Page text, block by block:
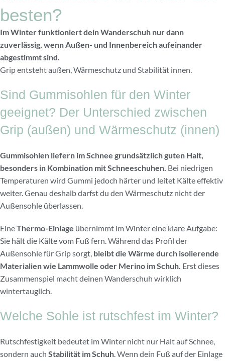
besten?
Im Winter funktioniert dein Wanderschuh nur dann
zuverlässig, wenn Außen- und Innenbereich aufeinander
abgestimmt sind.
Grip entsteht außen, Wärmeschutz und Stabilität innen.
Sind Gummisohlen für den Winter
geeignet? Der Unterschied zwischen
Grip (außen) und Wärmeschutz (innen)
Gummisohlen liefern im Schnee grundsätzlich guten Halt,
besonders in Kombination mit Schneeschuhen. Bei niedrigen
Temperaturen wird Gummi jedoch härter und leitet Kälte effektiv
weiter. Genau deshalb darfst du den Wärmeschutz nicht der
Außensohle überlassen.
EineThermo-Einlage übernimmt im Winter eine klare Aufgabe:
Sie hält die Kälte vom Fuß fern. Während das Profil der
Außensohle für Grip sorgt, bleibt die Wärme durch isolierende
Materialien wie Lammwolle oder Merino im Schuh. Erst dieses
Zusammenspiel macht deinen Wanderschuh wirklich
wintertauglich.
Welche Sohle ist rutschfest im Winter?
Rutschfestigkeit bedeutet im Winter nicht nur Halt auf Schnee,
sondern auch Stabilität im Schuh. Wenn dein Fuß auf der Einlage